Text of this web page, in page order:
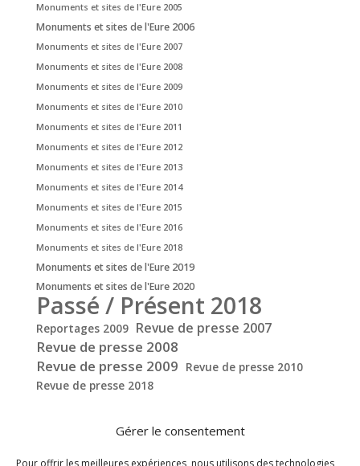
Gérer le consentement
Pour offrir les meilleures expériences, nous utilisons des technologies
Monuments et sites de l'Eure 2005
Monuments et sites de l'Eure 2006
Monuments et sites de l'Eure 2007
Monuments et sites de l'Eure 2008
Monuments et sites de l'Eure 2009
Monuments et sites de l'Eure 2010
Monuments et sites de l'Eure 2011
Monuments et sites de l'Eure 2012
Monuments et sites de l'Eure 2013
Monuments et sites de l'Eure 2014
Monuments et sites de l'Eure 2015
Monuments et sites de l'Eure 2016
Monuments et sites de l'Eure 2018
Monuments et sites de l'Eure 2019
Monuments et sites de l'Eure 2020
Passé / Présent 2018
Reportages 2009 Revue de presse 2007
Revue de presse 2008
Revue de presse 2009 Revue de presse 2010
Revue de presse 2018